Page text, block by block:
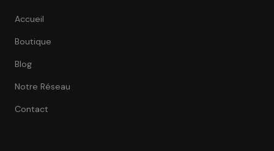
Accueil
Boutique
Blog
Notre Réseau
Contact